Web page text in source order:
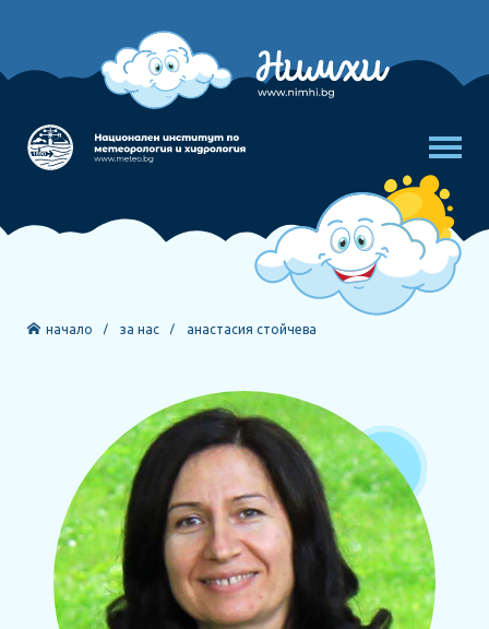
начало за нас анастасия стойчева